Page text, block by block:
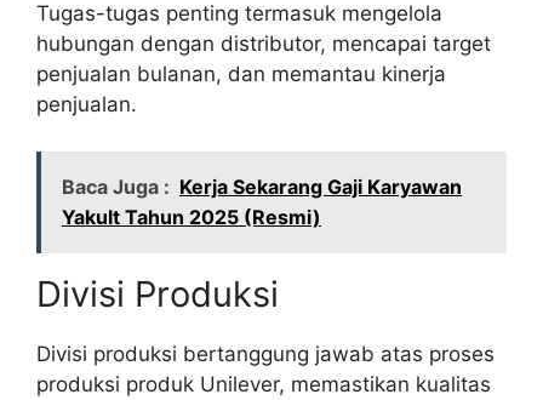
Tugas-tugas penting termasuk mengelola
hubungan dengan distributor, mencapai target
penjualan bulanan, dan memantau kinerja
penjualan.
Baca Juga : Kerja Sekarang Gaji Karyawan
Yakult Tahun 2025 (Resmi)
Divisi Produksi
Divisi produksi bertanggung jawab atas proses
produksi produk Unilever, memastikan kualitas